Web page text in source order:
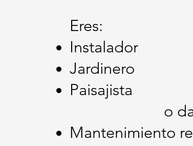
Eres:
Instalador
Jardinero
Paisajista
o das
Mantenimiento